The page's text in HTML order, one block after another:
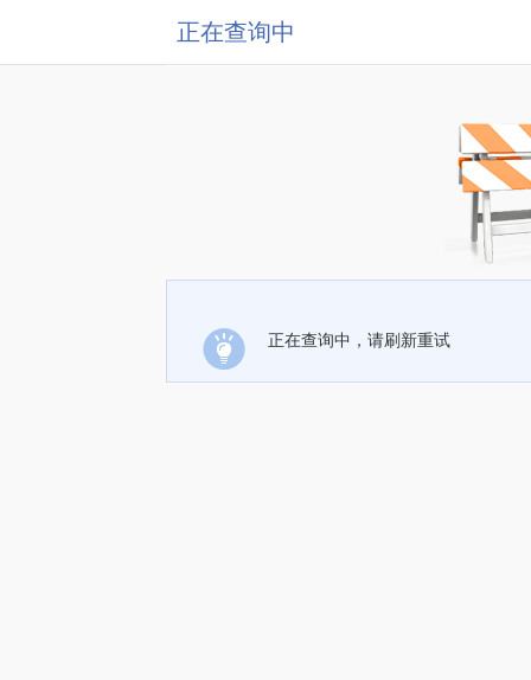
正在查询中
正在查询中，请刷新重试